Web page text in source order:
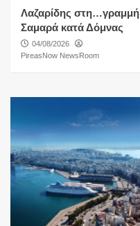
Λαζαρίδης στη…γραμμή
Σαμαρά κατά Δόμνας
04/08/2026
PireasNow NewsRoom